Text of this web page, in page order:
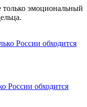
эмоциональный
России обходится